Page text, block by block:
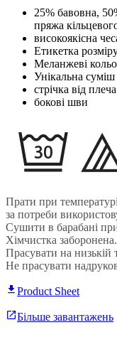
25% бавовна,
пряжа
високоякісна
Етикетка
Меланжеві
Унікальна
стрічка від
бокові шви
Прати при
за потреби
Сушити в барабані
Хімчистка заборонена.
Прасувати на низькій
Не прасувати
Product Sheet
Більше завантажень